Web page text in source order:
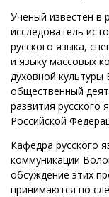
Ученый известен в
исследователь
русского языка,
и языку массовых
духовной культуры
общественный
развития русского
Российской
Кафедра русского
коммуникации
обсуждение этих
принимаются по